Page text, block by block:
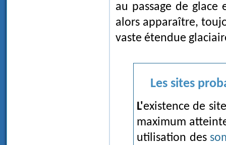
au passage de
alors apparaître,
vaste étendue
Les sites
L'existence de sites d'origine indiscutablement glaciaire à l'altitude
maximum
utilisation des